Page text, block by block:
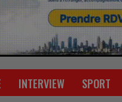
INTERVIEW SPORT